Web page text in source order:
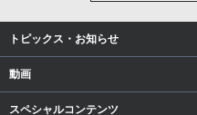
トピックス・お知らせ
動画
スペシャルコンテンツ